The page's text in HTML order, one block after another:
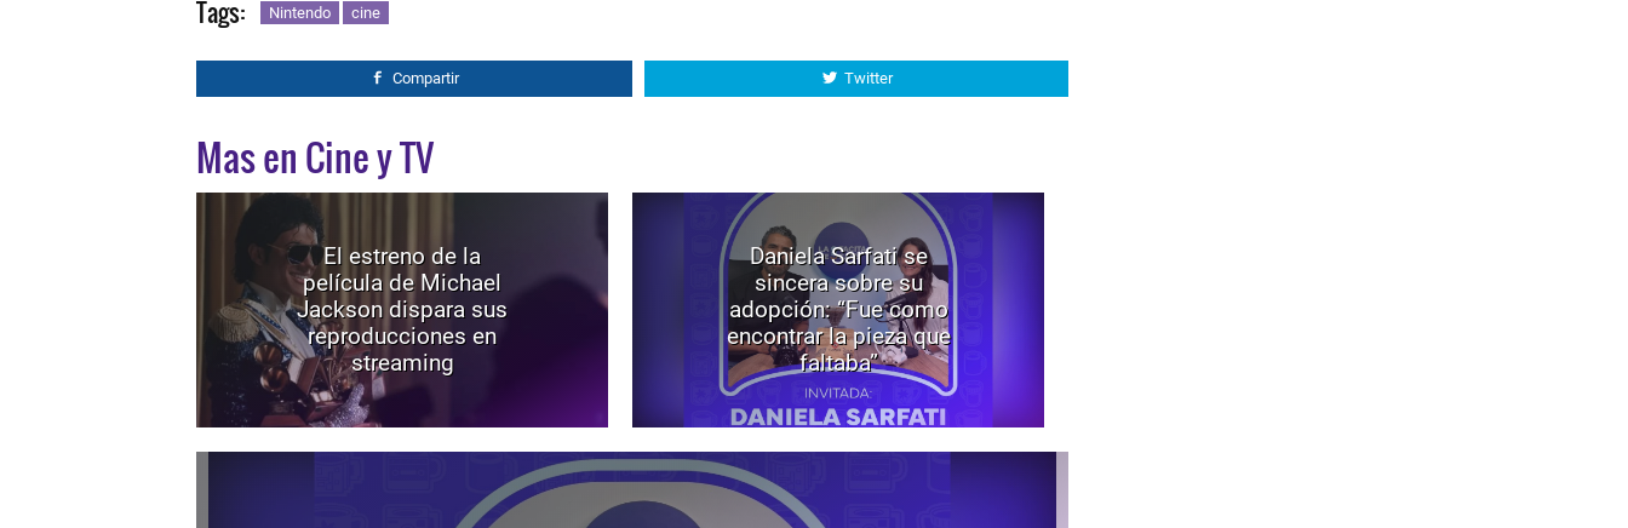
Tags: Nintendo cine
Compartir Twitter
Mas en Cine y TV
El estreno de la
película de Michael
Jackson dispara sus
reproducciones en
streaming
Daniela Sarfati se
sincera sobre su
adopción: “Fue como
encontrar la pieza que
faltaba”